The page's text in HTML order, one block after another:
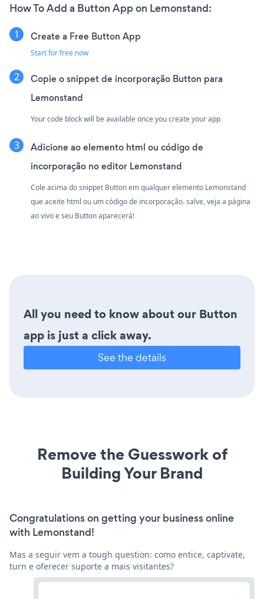
How To Add a Button App on Lemonstand:
Create a Free Button App
Start for free now
Copie o snippet de incorporação Button para
Lemonstand
Your code block will be available once you create your app
Adicione ao elemento html ou código de
incorporação no editor Lemonstand
Cole acima do snippet Button em qualquer elemento Lemonstand
que aceite html ou um código de incorporação. salve, veja a página
ao vivo e seu Button aparecerá!
All you need to know about our Button
app is just a click away.
See the details
Remove the Guesswork of
Building Your Brand
Congratulations on getting your business online
with Lemonstand!
Mas a seguir vem a tough question: como entice, captivate,
turn e oferecer suporte a mais visitantes?